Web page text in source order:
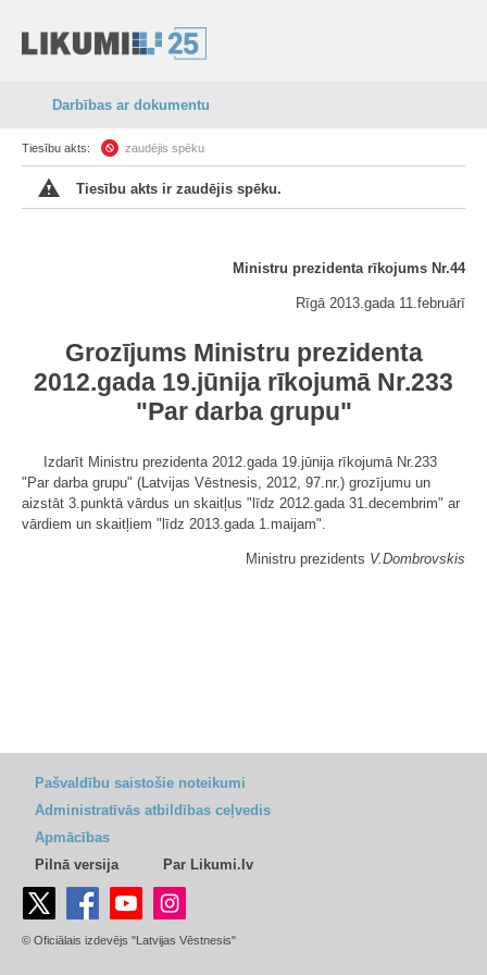
Darbības ar dokumentu
Tiesību akts: zaudējis spēku
Tiesību akts ir zaudējis spēku.
Ministru prezidenta rīkojums Nr.44
Rīgā 2013.gada 11.februārī
Grozījums Ministru prezidenta
2012.gada 19.jūnija rīkojumā Nr.233
"Par darba grupu"
Izdarīt Ministru prezidenta 2012.gada 19.jūnija rīkojumā Nr.233
"Par darba grupu" (Latvijas Vēstnesis, 2012, 97.nr.) grozījumu un
aizstāt 3.punktā vārdus un skaitļus "līdz 2012.gada 31.decembrim" ar
vārdiem un skaitļiem "līdz 2013.gada 1.maijam".
Ministru prezidents V.Dombrovskis
Pašvaldību saistošie noteikumi
Administratīvās atbildības ceļvedis
Apmācības
Pilnā versija
Par Likumi.lv
© Oficiālais izdevējs "Latvijas Vēstnesis"